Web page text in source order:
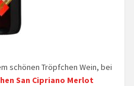
schönen Tröpfchen Wein, bei
San Cipriano Merlot